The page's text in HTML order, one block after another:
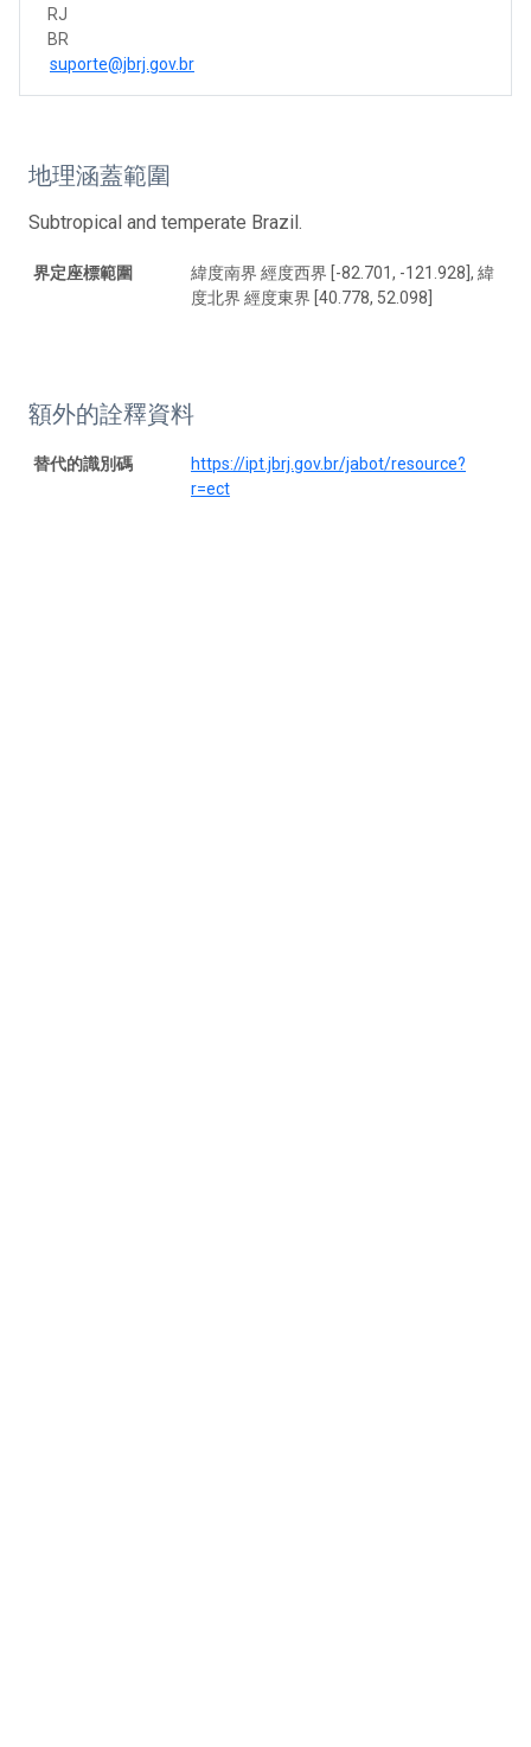
RJ
BR
suporte@jbrj.gov.br
地理涵蓋範圍
Subtropical and temperate Brazil.
界定座標範圍
緯度南界 經度西界 [-82.701, -121.928], 緯
度北界 經度東界 [40.778, 52.098]
額外的詮釋資料
替代的識別碼
https://ipt.jbrj.gov.br/jabot/resource?
r=ect